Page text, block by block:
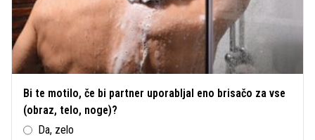
Bi te motilo, če bi partner uporabljal eno brisačo za vse
(obraz, telo, noge)?
Da, zelo